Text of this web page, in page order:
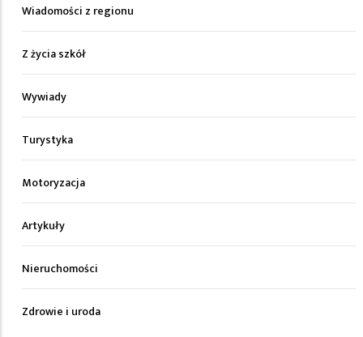
Wiadomości z regionu
Z życia szkół
Wywiady
Turystyka
Motoryzacja
Artykuły
Nieruchomości
Zdrowie i uroda